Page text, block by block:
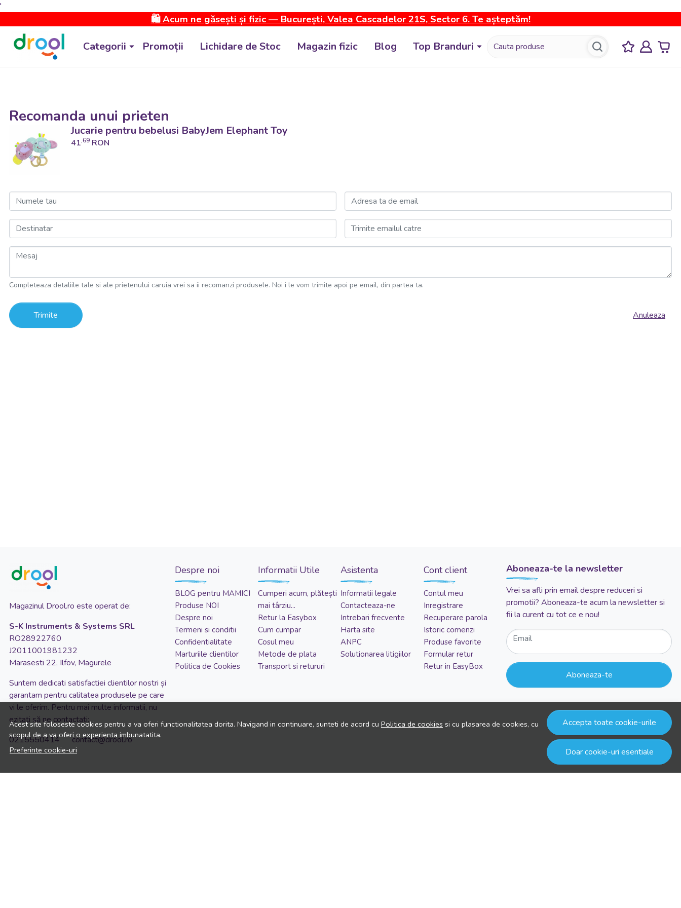
'
🛍️ Acum ne găsești și fizic — București, Valea Cascadelor 21S, Sector 6. Te așteptăm!
Categorii Promoții Lichidare de Stoc Magazin fizic Blog Top Branduri
Recomanda unui prieten
Jucarie pentru bebelusi BabyJem Elephant Toy
41,69 RON
Numele tau Adresa ta de email
Destinatar Trimite emailul catre
Mesaj
Completeaza detaliile tale si ale prietenului caruia vrei sa ii recomanzi produsele. Noi i le vom trimite apoi pe email, din partea ta.
Trimite Anuleaza
Acest site foloseste cookies pentru a va oferi functionalitatea dorita. Navigand in continuare, sunteti de acord cu Politica de cookies si cu plasarea de cookies, cu
scopul de a va oferi o experienta imbunatatita.
Preferinte cookie-uri
Accepta toate cookie-urile
Doar cookie-uri esentiale
Magazinul Drool.ro este operat de:
S-K Instruments & Systems SRL
RO28922760
J2011001981232
Marasesti 22, Ilfov, Magurele
Suntem dedicati satisfactiei clientilor nostri și
garantam pentru calitatea produsele pe care
vi le oferim. Pentru mai multe informatii, nu
ezitati să ne contactati:
0215550414 contact@drool.ro
Despre noi
BLOG pentru MAMICI
Produse NOI
Despre noi
Termeni si conditii
Confidentialitate
Marturiile clientilor
Politica de Cookies
Informatii Utile
Cumperi acum, plătești
mai târziu...
Retur la Easybox
Cum cumpar
Cosul meu
Metode de plata
Transport si retururi
Asistenta
Informatii legale
Contacteaza-ne
Intrebari frecvente
Harta site
ANPC
Solutionarea litigiilor
Cont client
Contul meu
Inregistrare
Recuperare parola
Istoric comenzi
Produse favorite
Formular retur
Retur in EasyBox
Aboneaza-te la newsletter
Vrei sa afli prin email despre reduceri si
promotii? Aboneaza-te acum la newsletter si
fii la curent cu tot ce e nou!
Email
Aboneaza-te